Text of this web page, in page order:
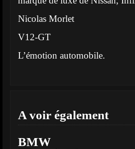
Nicolas Morlet
V12-GT
L’émotion automobile.
A voir également
BMW